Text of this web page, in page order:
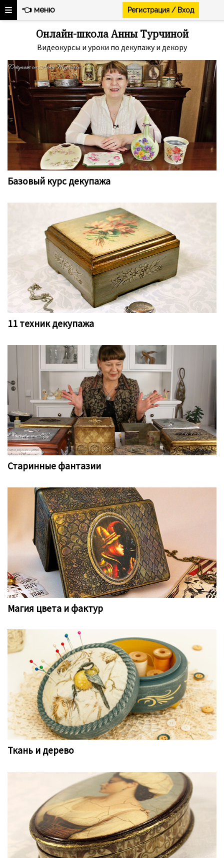
👈 меню Регистрация / Вход
Онлайн-школа Анны Турчиной
Видеокурсы и уроки по декупажу и декору
Базовый курс декупажа
11 техник декупажа
Старинные фантазии
Магия цвета и фактур
Ткань и дерево